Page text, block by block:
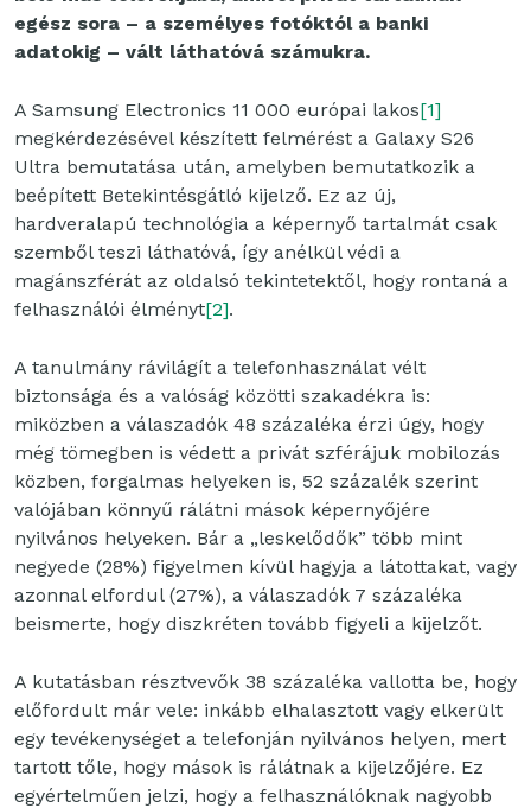
egész sora – a személyes fotóktól a banki
adatokig – vált láthatóvá számukra.
A Samsung Electronics 11 000 európai lakos[1]
megkérdezésével készített felmérést a Galaxy S26
Ultra bemutatása után, amelyben bemutatkozik a
beépített Betekintésgátló kijelző. Ez az új,
hardveralapú technológia a képernyő tartalmát csak
szemből teszi láthatóvá, így anélkül védi a
magánszférát az oldalsó tekintetektől, hogy rontaná a
felhasználói élményt[2].
A tanulmány rávilágít a telefonhasználat vélt
biztonsága és a valóság közötti szakadékra is:
miközben a válaszadók 48 százaléka érzi úgy, hogy
még tömegben is védett a privát szférájuk mobilozás
közben, forgalmas helyeken is, 52 százalék szerint
valójában könnyű rálátni mások képernyőjére
nyilvános helyeken. Bár a „leskelődők” több mint
negyede (28%) figyelmen kívül hagyja a látottakat, vagy
azonnal elfordul (27%), a válaszadók 7 százaléka
beismerte, hogy diszkréten tovább figyeli a kijelzőt.
A kutatásban résztvevők 38 százaléka vallotta be, hogy
előfordult már vele: inkább elhalasztott vagy elkerült
egy tevékenységet a telefonján nyilvános helyen, mert
tartott tőle, hogy mások is rálátnak a kijelzőjére. Ez
egyértelműen jelzi, hogy a felhasználóknak nagyobb